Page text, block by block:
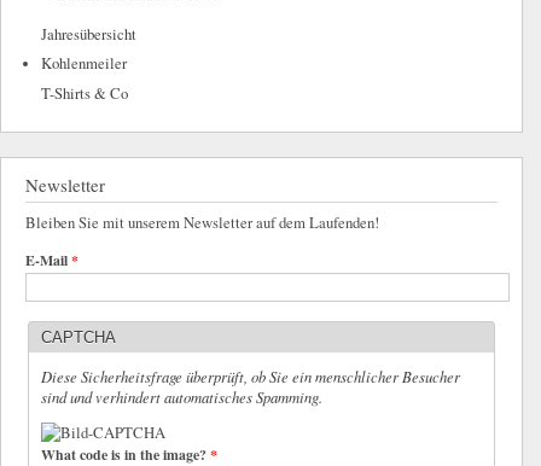
Jahresübersicht
Kohlenmeiler
T-Shirts & Co
Newsletter
Bleiben Sie mit unserem Newsletter auf dem Laufenden!
E-Mail*
CAPTCHA
Diese Sicherheitsfrage überprüft, ob Sie ein menschlicher Besucher
sind und verhindert automatisches Spamming.
What code is in the image?*